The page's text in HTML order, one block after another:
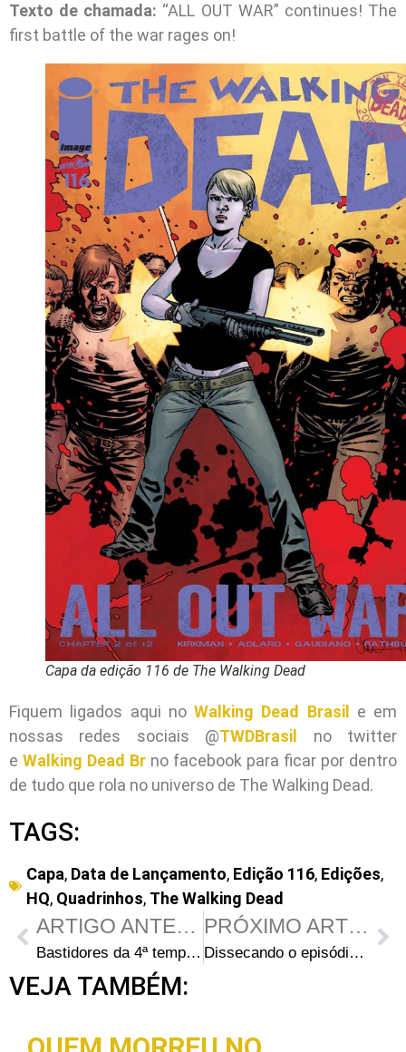
Texto de chamada: “ALL OUT WAR” continues! The
first battle of the war rages on!
Capa da edição 116 de The Walking Dead
Fiquem ligados aqui no Walking Dead Brasil e em
nossas redes sociais @TWDBrasil no twitter
e Walking Dead Br no facebook para ficar por dentro
de tudo que rola no universo de The Walking Dead.
TAGS:
Capa, Data de Lançamento, Edição 116, Edições,
HQ, Quadrinhos, The Walking Dead
ARTIGO ANTERIOR
Bastidores da 4ª temporada de The Walking Dead: Episódio S04E04 – “Indifference”
PRÓXIMO ARTIGO
Dissecando o episódio S04E05 “Internment”: Steven Yeun sobre Glenn: “Ele é um homem com um propósito agora”
VEJA TAMBÉM: